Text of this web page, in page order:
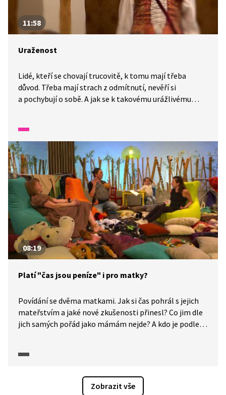
11:58
Uraženost
Lidé, kteří se chovají trucovitě, k tomu mají třeba
důvod. Třeba mají strach z odmítnutí, nevěří si
a pochybují o sobě. A jak se k takovému urážlivému
08:19
Platí "čas jsou peníze" i pro matky?
Povídání se dvěma matkami. Jak si čas pohrál s jejich
mateřstvím a jaké nové zkušenosti přinesl? Co jim dle
jich samých pořád jako mámám nejde? A kdo je podle
Zobrazit vše